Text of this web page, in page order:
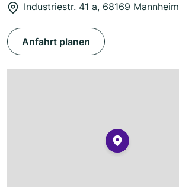
Industriestr. 41 a, 68169 Mannheim
Anfahrt planen